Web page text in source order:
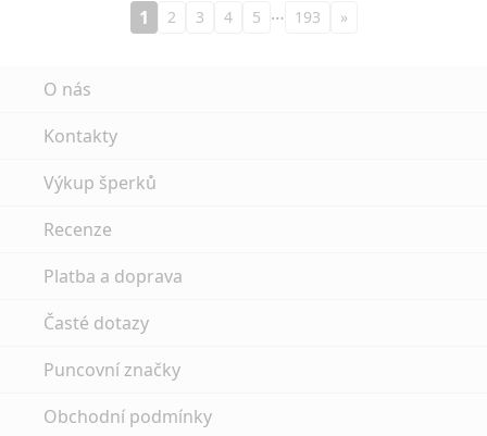
1 2 3 4 5 … 193 »
O nás
Kontakty
Výkup šperků
Recenze
Platba a doprava
Časté dotazy
Puncovní značky
Obchodní podmínky